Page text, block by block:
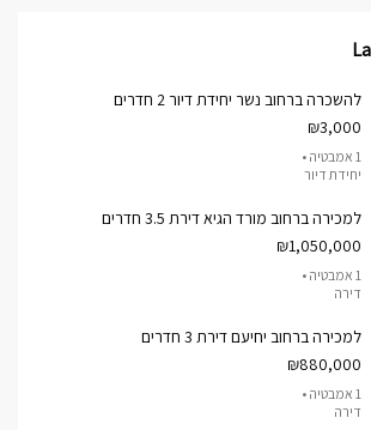
להשכרה ברחוב נשר יחידת דיור 2 חדרים
₪3,000
1 אמבטיה •
יחידת דיור
למכירה ברחוב מורד הגיא דירת 3.5 חדרים
₪1,050,000
1 אמבטיה •
דירה
למכירה ברחוב יחיעם דירת 3 חדרים
₪880,000
1 אמבטיה •
דירה